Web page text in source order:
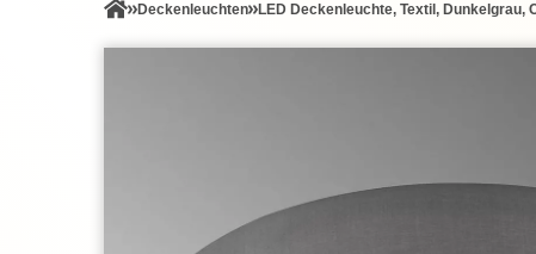
Decken­leuchten LED Deckenleuchte, Textil, Dunkelgrau,